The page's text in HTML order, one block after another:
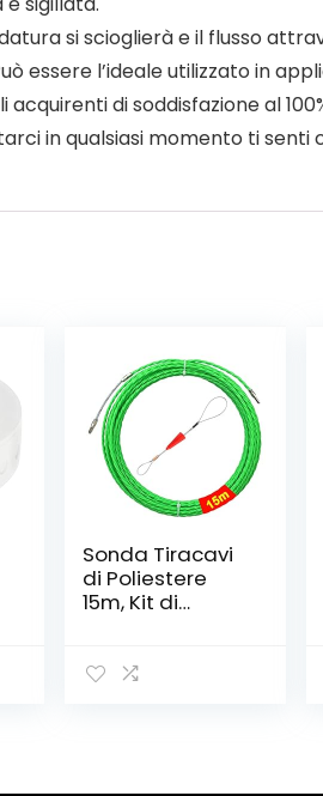
si scioglierà e il flusso
essere l’ideale utilizzato in
di soddisfazione al
in qualsiasi momento ti senti
Sonda Tiracavi
di Poliestere
15m, Kit di
Cavi, Fish Tape